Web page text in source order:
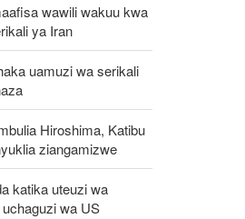
wawili wakuu kwa
ya Iran
uamuzi wa serikali
Hiroshima, Katibu
ziangamizwe
katika uteuzi wa
wa US